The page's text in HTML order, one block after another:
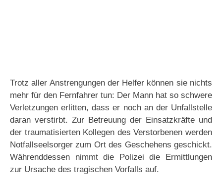
Trotz aller Anstrengungen der Helfer können sie nichts
mehr für den Fernfahrer tun: Der Mann hat so schwere
Verletzungen erlitten, dass er noch an der Unfallstelle
daran verstirbt. Zur Betreuung der Einsatzkräfte und
der traumatisierten Kollegen des Verstorbenen werden
Notfallseelsorger zum Ort des Geschehens geschickt.
Währenddessen nimmt die Polizei die Ermittlungen
zur Ursache des tragischen Vorfalls auf.